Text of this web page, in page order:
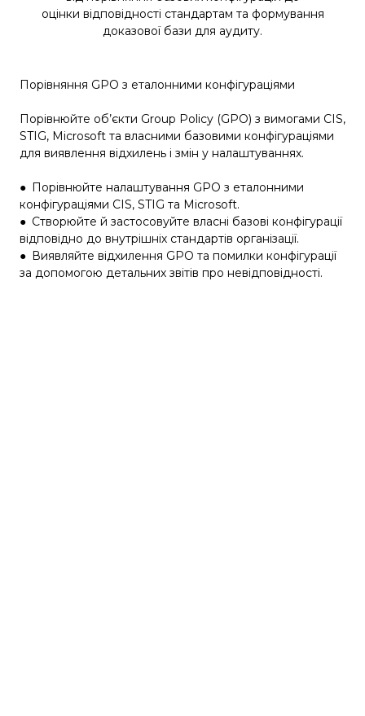
оцінки відповідності стандартам та формування
доказової бази для аудиту.
Порівняння GPO з еталонними конфігураціями
Порівнюйте об’єкти Group Policy (GPO) з вимогами CIS,
STIG, Microsoft та власними базовими конфігураціями
для виявлення відхилень і змін у налаштуваннях.
● Порівнюйте налаштування GPO з еталонними
конфігураціями CIS, STIG та Microsoft.
● Створюйте й застосовуйте власні базові конфігурації
відповідно до внутрішніх стандартів організації.
● Виявляйте відхилення GPO та помилки конфігурації
за допомогою детальних звітів про невідповідності.